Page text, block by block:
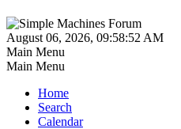
August 06, 2026, 09:58:52 AM
Main Menu
Main Menu
Home
Search
Calendar